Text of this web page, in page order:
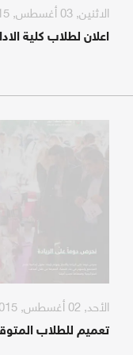
الاثنين, 03 أغسطس, 2015
اعلان لطلاب كلية
الأحد, 02 أغسطس, 2015
تعميم للطلاب المتوقع